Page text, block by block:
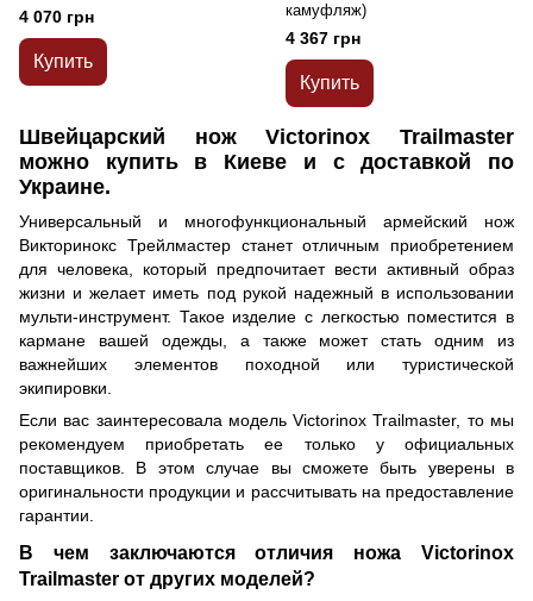
4 070 грн
Купить
камуфляж)
4 367 грн
Купить
Швейцарский нож Victorinox Trailmaster
можно купить в Киеве и с доставкой по
Украине.
Универсальный и многофункциональный армейский нож
Викторинокс Трейлмастер станет отличным приобретением
для человека, который предпочитает вести активный образ
жизни и желает иметь под рукой надежный в использовании
мульти-инструмент. Такое изделие с легкостью поместится в
кармане вашей одежды, а также может стать одним из
важнейших элементов походной или туристической
экипировки.
Если вас заинтересовала модель Victorinox Trailmaster, то мы
рекомендуем приобретать ее только у официальных
поставщиков. В этом случае вы сможете быть уверены в
оригинальности продукции и рассчитывать на предоставление
гарантии.
В чем заключаются отличия ножа Victorinox
Trailmaster от других моделей?